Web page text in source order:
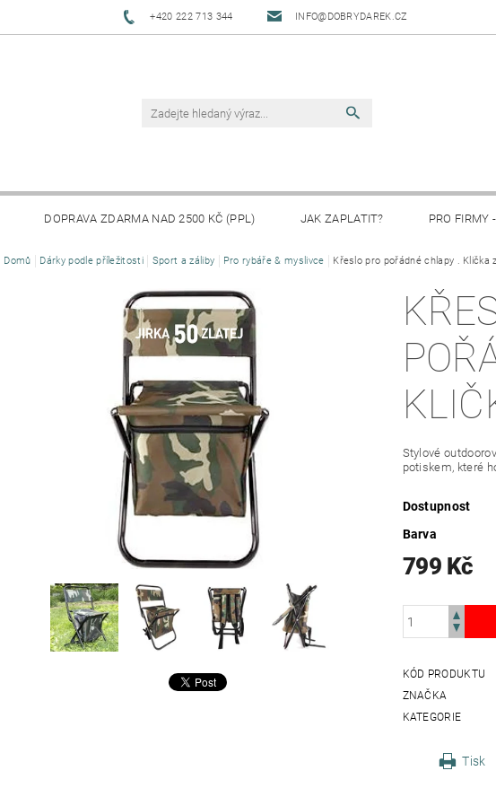
+420 222 713 344 INFO@DOBRYDAREK.CZ
DOPRAVA ZDARMA NAD 2500 KČ (PPL) JAK ZAPLATIT? PRO FIRMY
Domů Dárky podle příležitosti Sport a záliby Pro rybáře & myslivce Křeslo pro pořádné chlapy . Klička
Stylové
potiskem, které
Dostupnost
Barva
799 Kč
KÓD PRODUKTU
ZNAČKA
KATEGORIE
Tisk